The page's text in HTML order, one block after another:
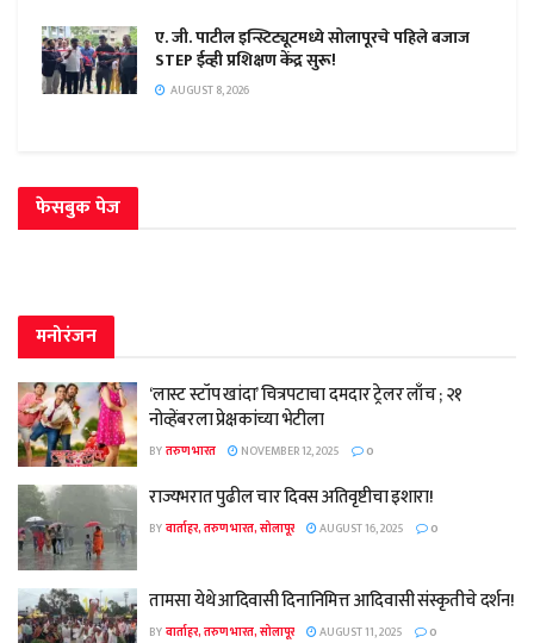
ए. जी. पाटील इन्स्टिट्यूटमध्ये सोलापूरचे पहिले बजाज
STEP ईव्ही प्रशिक्षण केंद्र सुरू!
AUGUST 8, 2026
फेसबुक पेज
मनोरंजन
‘लास्ट स्टॉप खांदा’ चित्रपटाचा दमदार ट्रेलर लाँच ; २१
नोव्हेंबरला प्रेक्षकांच्या भेटीला
BYतरुण भारत NOVEMBER 12, 2025 0
राज्यभरात पुढील चार दिवस अतिवृष्टीचा इशारा!
BYवार्ताहर, तरुण भारत, सोलापूर AUGUST 16, 2025 0
तामसा येथे आदिवासी दिनानिमित्त आदिवासी संस्कृतीचे दर्शन!
BYवार्ताहर, तरुण भारत, सोलापूर AUGUST 11, 2025 0